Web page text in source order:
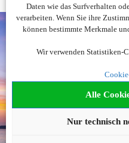
Daten wie das Surfverhalten
verarbeiten. Wenn Sie ihre
können bestimmte Merkmale
Wir verwenden Statistiken-
Alle
Nur technisch
Noch
Wir